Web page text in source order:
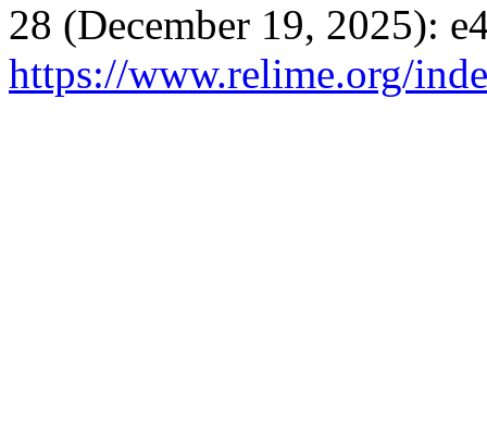
28 (December 19, 2025):
https://www.relime.org/